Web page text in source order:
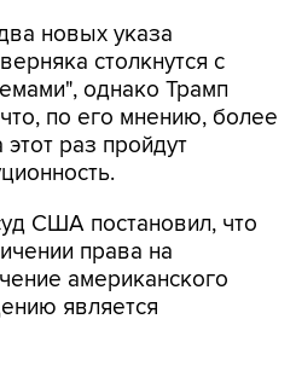
новых указа
столкнутся с
однако Трамп
по его мнению, более
раз пройдут
США постановил, что
права на
американского
является